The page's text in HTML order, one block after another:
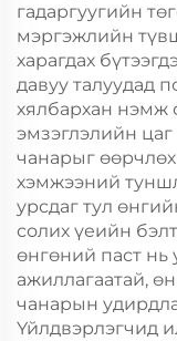
гадаргуугийн
мэргэжлийн
харагдах
давуу талуудад
хялбархан нэмж
эмзэглэлийн
чанарыг
хэмжээний
урсдаг тул
солих үеийн
өнгөний паст нь
ажиллагаатай,
чанарын
Үйлдвэрлэгчид